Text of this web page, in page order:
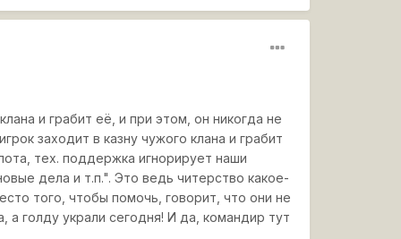
и грабит её, и при этом, он никогда не
заходит в казну чужого клана и грабит
тех. поддержка игнорирует наши
дела и т.п.". Это ведь читерство какое-
того, чтобы помочь, говорит, что они не
голду украли сегодня! И да, командир тут